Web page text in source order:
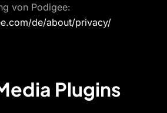
von Podigee:
de/about/privacy/
Plugins